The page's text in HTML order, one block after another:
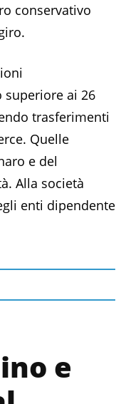
conservativo
superiore ai 26
trasferimenti
Quelle
e del
Alla società
enti dipendente
e